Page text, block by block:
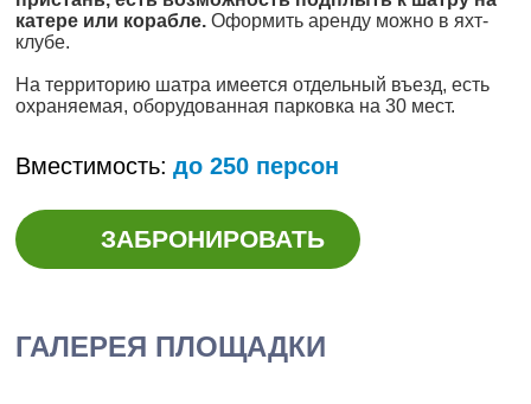
катере или корабле. Оформить аренду можно в яхт-
клубе.
На территорию шатра имеется отдельный въезд, есть
охраняемая, оборудованная парковка на 30 мест.
Вместимость: до 250 персон
ЗАБРОНИРОВАТЬ
ГАЛЕРЕЯ ПЛОЩАДКИ